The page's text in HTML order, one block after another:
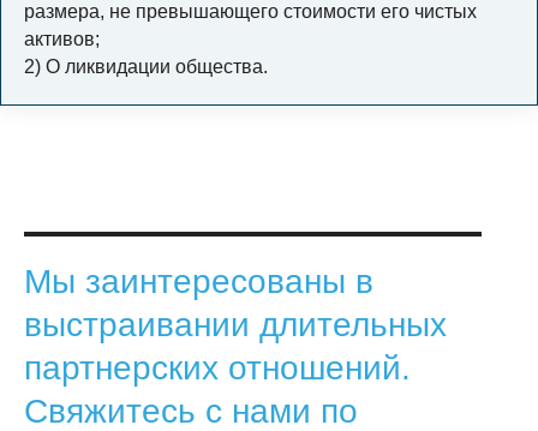
размера, не превышающего стоимости его чистых
активов;
2) О ликвидации общества.
Мы заинтересованы в
выстраивании длительных
партнерских отношений.
Свяжитесь с нами по